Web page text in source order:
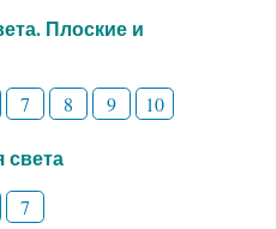
Плоские и
7 8 9 10
света
7